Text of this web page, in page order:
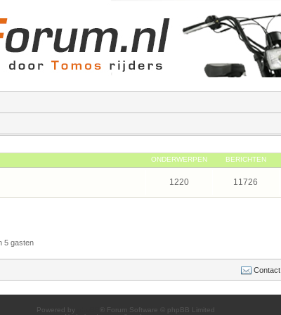
ONDERWERPEN BERICHTEN
1220 11726
5 gasten
Contact
Powered by
® Forum Software © phpBB Limited